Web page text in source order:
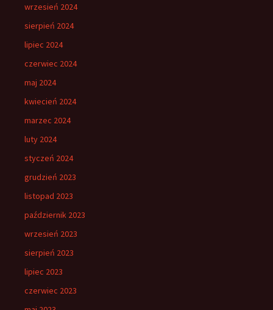
wrzesień 2024
sierpień 2024
lipiec 2024
czerwiec 2024
maj 2024
kwiecień 2024
marzec 2024
luty 2024
styczeń 2024
grudzień 2023
listopad 2023
październik 2023
wrzesień 2023
sierpień 2023
lipiec 2023
czerwiec 2023